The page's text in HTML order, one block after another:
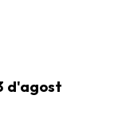
d'agost